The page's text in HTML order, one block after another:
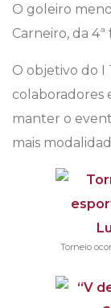
O goleiro
Carneiro, da
O objetivo do I
colaboradores
manter o
mais
Torneio